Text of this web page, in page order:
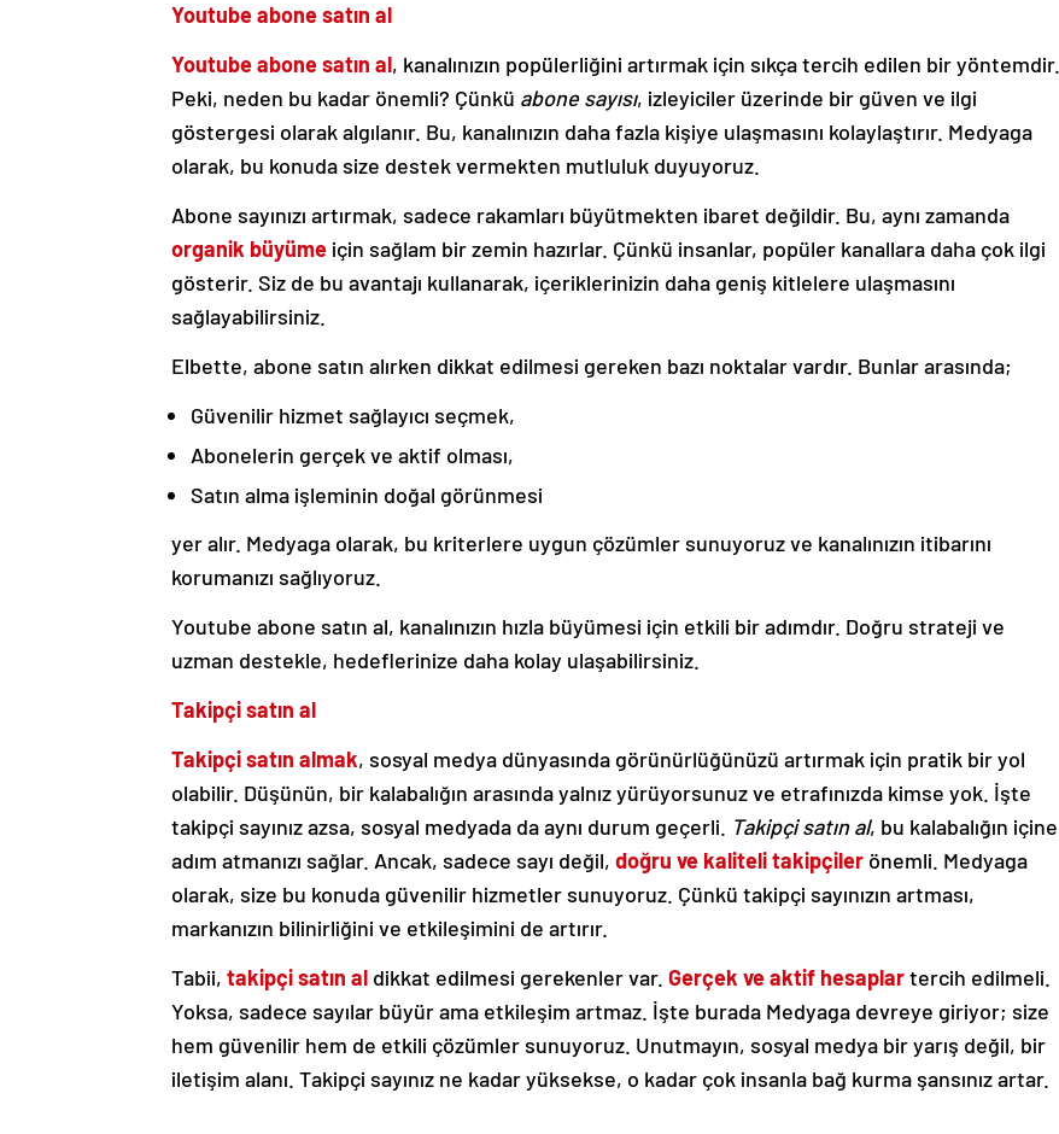
Youtube abone satın al
Youtube abone satın al, kanalınızın popülerliğini artırmak için sıkça tercih edilen bir yöntemdir.
Peki, neden bu kadar önemli? Çünkü abone sayısı, izleyiciler üzerinde bir güven ve ilgi
göstergesi olarak algılanır. Bu, kanalınızın daha fazla kişiye ulaşmasını kolaylaştırır. Medyaga
olarak, bu konuda size destek vermekten mutluluk duyuyoruz.
Abone sayınızı artırmak, sadece rakamları büyütmekten ibaret değildir. Bu, aynı zamanda
organik büyüme için sağlam bir zemin hazırlar. Çünkü insanlar, popüler kanallara daha çok ilgi
gösterir. Siz de bu avantajı kullanarak, içeriklerinizin daha geniş kitlelere ulaşmasını
sağlayabilirsiniz.
Elbette, abone satın alırken dikkat edilmesi gereken bazı noktalar vardır. Bunlar arasında;
Güvenilir hizmet sağlayıcı seçmek,
Abonelerin gerçek ve aktif olması,
Satın alma işleminin doğal görünmesi
yer alır. Medyaga olarak, bu kriterlere uygun çözümler sunuyoruz ve kanalınızın itibarını
korumanızı sağlıyoruz.
Youtube abone satın al, kanalınızın hızla büyümesi için etkili bir adımdır. Doğru strateji ve
uzman destekle, hedeflerinize daha kolay ulaşabilirsiniz.
Takipçi satın al
Takipçi satın almak, sosyal medya dünyasında görünürlüğünüzü artırmak için pratik bir yol
olabilir. Düşünün, bir kalabalığın arasında yalnız yürüyorsunuz ve etrafınızda kimse yok. İşte
takipçi sayınız azsa, sosyal medyada da aynı durum geçerli. Takipçi satın al, bu kalabalığın içine
adım atmanızı sağlar. Ancak, sadece sayı değil, doğru ve kaliteli takipçiler önemli. Medyaga
olarak, size bu konuda güvenilir hizmetler sunuyoruz. Çünkü takipçi sayınızın artması,
markanızın bilinirliğini ve etkileşimini de artırır.
Tabii, takipçi satın al dikkat edilmesi gerekenler var. Gerçek ve aktif hesaplartercih edilmeli.
Yoksa, sadece sayılar büyür ama etkileşim artmaz. İşte burada Medyaga devreye giriyor; size
hem güvenilir hem de etkili çözümler sunuyoruz. Unutmayın, sosyal medya bir yarış değil, bir
iletişim alanı. Takipçi sayınız ne kadar yüksekse, o kadar çok insanla bağ kurma şansınız artar.